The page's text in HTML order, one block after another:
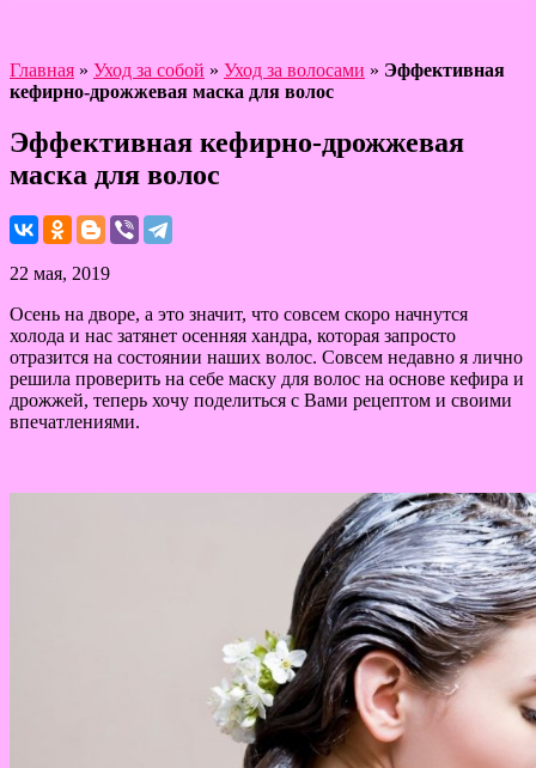
Главная » Уход за собой » Уход за волосами » Эффективная
кефирно-дрожжевая маска для волос
Эффективная кефирно-дрожжевая
маска для волос
22 мая, 2019
Осень на дворе, а это значит, что совсем скоро начнутся
холода и нас затянет осенняя хандра, которая запросто
отразится на состоянии наших волос. Совсем недавно я лично
решила проверить на себе маску для волос на основе кефира и
дрожжей, теперь хочу поделиться с Вами рецептом и своими
впечатлениями.